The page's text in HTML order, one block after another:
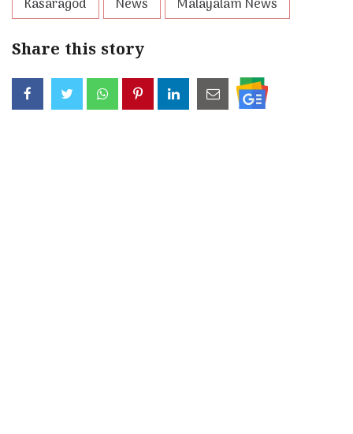
Kasaragod News Malayalam News
Share this story